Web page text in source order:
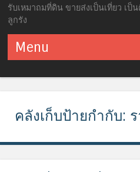
รับเหมาถมที่ดิน ขายส่งเป็นเที่ยว เ
ลูกรัง
Menu
คลังเก็บป้ายกำกับ: